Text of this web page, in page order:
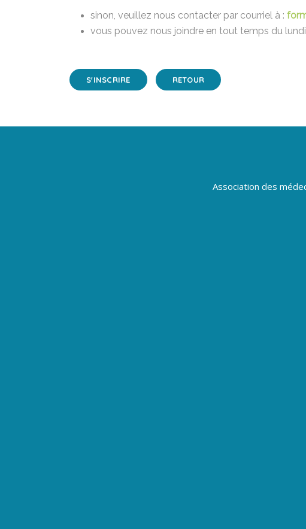
sinon, veuillez nous contacter par courriel à :
vous pouvez nous joindre en tout temps du
S'INSCRIRE RETOUR
Association des